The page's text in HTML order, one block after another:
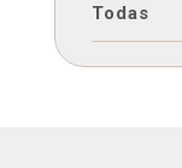
Todas